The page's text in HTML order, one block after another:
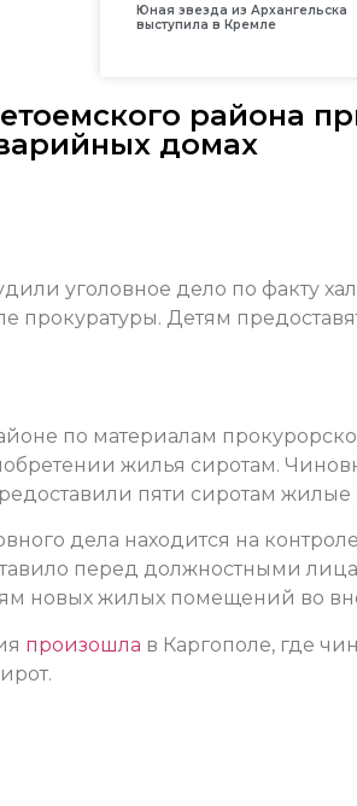
Юная звезда из Архангельска
выступила в Кремле
района
домах
уголовное дело по факту
прокуратуры. Детям
по материалам
жилья сиротам.
пяти сиротам
дела находится на
перед должностными
новых жилых помещений во
произошла в Каргополе, где